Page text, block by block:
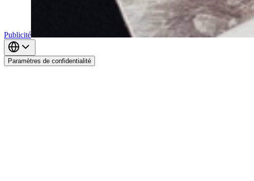
Publicité
Paramètres de confidentialité